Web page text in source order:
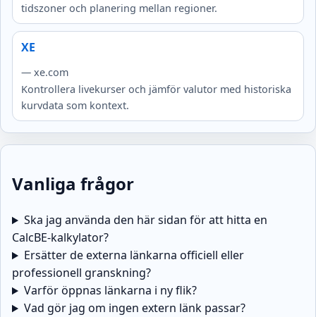
tidszoner och planering mellan regioner.
XE
— xe.com
Kontrollera livekurser och jämför valutor med historiska
kurvdata som kontext.
Vanliga frågor
Ska jag använda den här sidan för att hitta en
CalcBE-kalkylator?
Ersätter de externa länkarna officiell eller
professionell granskning?
Varför öppnas länkarna i ny flik?
Vad gör jag om ingen extern länk passar?